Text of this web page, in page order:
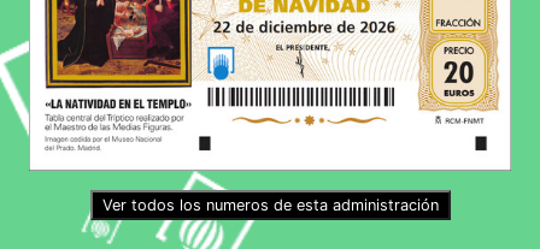
Ver todos los numeros de esta administración